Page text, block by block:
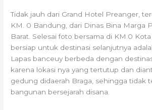
Tidak jauh dari Grand Hotel Preanger,
KM. 0 Bandung, dari Dinas Bina Marga
Barat. Selesai foto bersama di KM.0
bersiap untuk destinasi selanjutnya
Lapas banceuy berbeda dengan
karena lokasi nya yang tertutup dan
gedung didaerah Braga, sehingga tidak
bangunan bersejarah disana.